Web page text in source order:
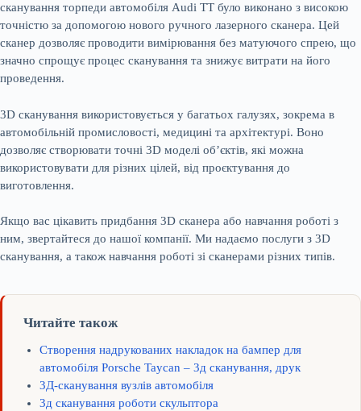
сканування торпеди автомобіля Audi TT було виконано з високою
точністю за допомогою нового ручного лазерного сканера. Цей
сканер дозволяє проводити вимірювання без матуючого спрею, що
значно спрощує процес сканування та знижує витрати на його
проведення.
3D сканування використовується у багатьох галузях, зокрема в
автомобільній промисловості, медицині та архітектурі. Воно
дозволяє створювати точні 3D моделі об’єктів, які можна
використовувати для різних цілей, від проєктування до
виготовлення.
Якщо вас цікавить придбання 3D сканера або навчання роботі з
ним, звертайтеся до нашої компанії. Ми надаємо послуги з 3D
сканування, а також навчання роботі зі сканерами різних типів.
Читайте також
Створення надрукованих накладок на бампер для
автомобіля Porsche Taycan – 3д сканування, друк
3Д-сканування вузлів автомобіля
3д сканування роботи скульптора